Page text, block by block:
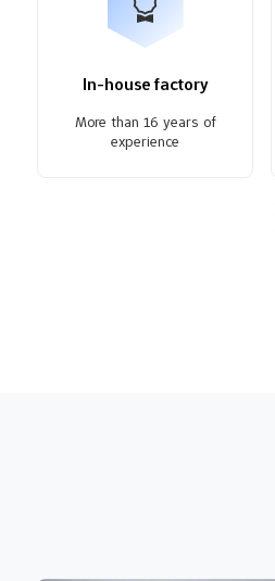
In-house factory
More than 16 years of
experience